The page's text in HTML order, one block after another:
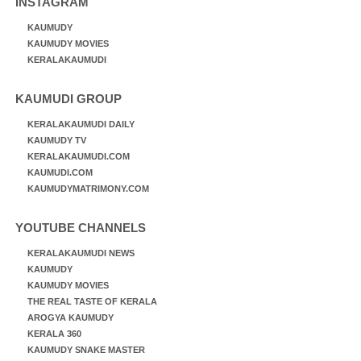
KAUMUDY
KAUMUDY MOVIES
KERALAKAUMUDI
KAUMUDI GROUP
KERALAKAUMUDI DAILY
KAUMUDY TV
KERALAKAUMUDI.COM
KAUMUDI.COM
KAUMUDYMATRIMONY.COM
YOUTUBE CHANNELS
KERALAKAUMUDI NEWS
KAUMUDY
KAUMUDY MOVIES
THE REAL TASTE OF KERALA
AROGYA KAUMUDY
KERALA 360
KAUMUDY SNAKE MASTER